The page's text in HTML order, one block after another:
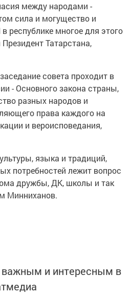
между народами -
сила и могущество и
республике многое для этого
Татарстана,
совета проходит в
- Основного закона страны,
разных народов и
права каждого на
и вероисповедания,
языка и традиций,
потребностей лежит вопрос
дружбы, ДК, школы и так
Минниханов.
и интересным в